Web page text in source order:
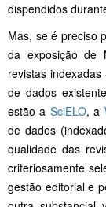
dispendidos
Mas, se é preciso
da exposição de
revistas
de dados
estão a SciELO, a
de dados
qualidade das
criteriosamente
gestão editorial e